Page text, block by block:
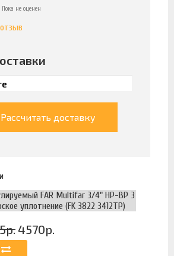
Пока не оценен
Рассчитать доставку
FAR Multifar 3/4" НР-ВР 3
уплотнение (FK 3822 3412TP)
4570р.